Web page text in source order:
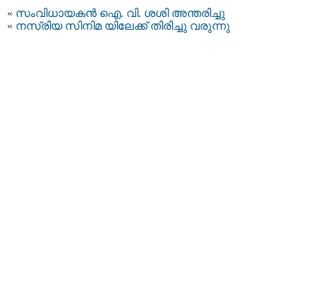
« സംവിധായകന്‍ ഐ. വി. ശശി അന്തരിച്ചു
« നസ്രിയ സിനിമ യിലേക്ക് തിരിച്ചു വരുന്നു